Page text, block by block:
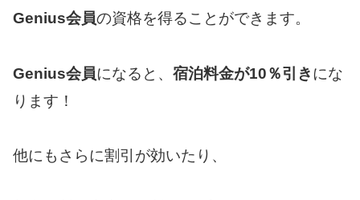
Genius会員の資格を得ることができます。
Genius会員になると、 宿泊料金が10％引きにな
ります！
他にもさらに割引が効いたり、